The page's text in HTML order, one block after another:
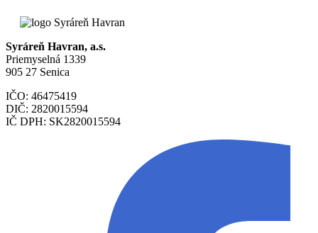
Syráreň Havran, a.s.
Priemyselná 1339
905 27 Senica
IČO: 46475419
DIČ: 2820015594
IČ DPH: SK2820015594